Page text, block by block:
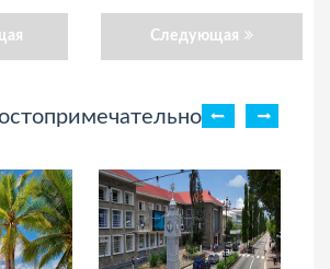
Следующая